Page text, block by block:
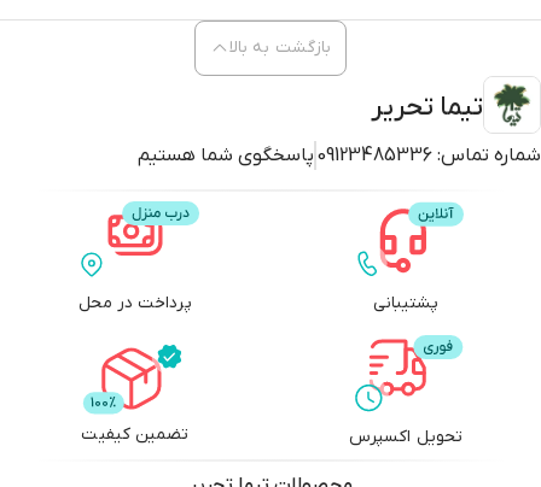
تیما تحریر
شماره تماس: 09123485336 پاسخگوی شما هستیم
بازگشت به بالا
پشتیبانی پرداخت در محل
تحویل اکسپرس تضمین کیفیت